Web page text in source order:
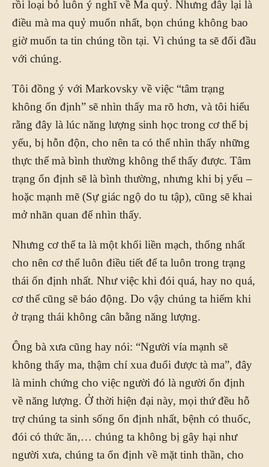
rồi loại bỏ luôn ý nghĩ về Ma quỷ. Nhưng đây lại là
điều mà ma quỷ muốn nhất, bọn chúng không bao
giờ muốn ta tin chúng tồn tại. Vì chúng ta sẽ đối đầu
với chúng.
Tôi đồng ý với Markovsky về việc “tâm trạng
không ổn định” sẽ nhìn thấy ma rõ hơn, và tôi hiểu
rằng đây là lúc năng lượng sinh học trong cơ thể bị
yếu, bị hỗn độn, cho nên ta có thể nhìn thấy những
thực thể mà bình thường không thể thấy được. Tâm
trạng ổn định sẽ là bình thường, nhưng khi bị yếu –
hoặc mạnh mẽ (Sự giác ngộ do tu tập), cũng sẽ khai
mở nhãn quan để nhìn thấy.
Nhưng cơ thể ta là một khối liền mạch, thống nhất
cho nên cơ thể luôn điều tiết để ta luôn trong trạng
thái ổn định nhất. Như việc khi đói quá, hay no quá,
cơ thể cũng sẽ báo động. Do vậy chúng ta hiếm khi
ở trạng thái không cân bằng năng lượng.
Ông bà xưa cũng hay nói: “Người vía mạnh sẽ
không thấy ma, thậm chí xua đuổi được tà ma”, đây
là minh chứng cho việc người đó là người ổn định
về năng lượng. Ở thời hiện đại này, mọi thứ đều hỗ
trợ chúng ta sinh sống ổn định nhất, bệnh có thuốc,
đói có thức ăn,… chúng ta không bị gây hại như
người xưa, chúng ta ổn định về mặt tinh thần, cho